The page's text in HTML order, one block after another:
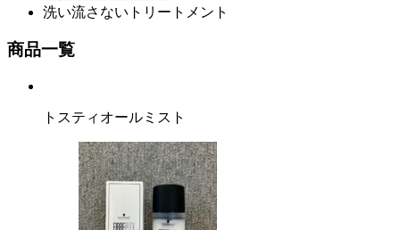
洗い流さないトリートメント
商品一覧
トスティオールミスト